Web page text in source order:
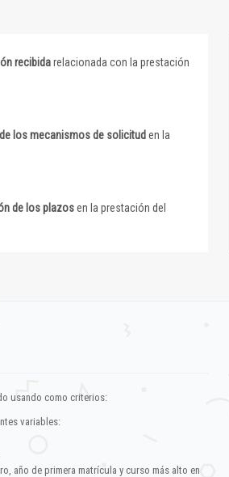
recibidarelacionada con la prestación
los mecanismos de solicitud en la
de los plazosen la prestación del
usando como criterios:
variables:
año de primera matrícula y curso más alto en